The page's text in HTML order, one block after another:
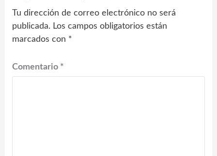
Tu dirección de correo electrónico no será
publicada. Los campos obligatorios están
marcados con *
Comentario *